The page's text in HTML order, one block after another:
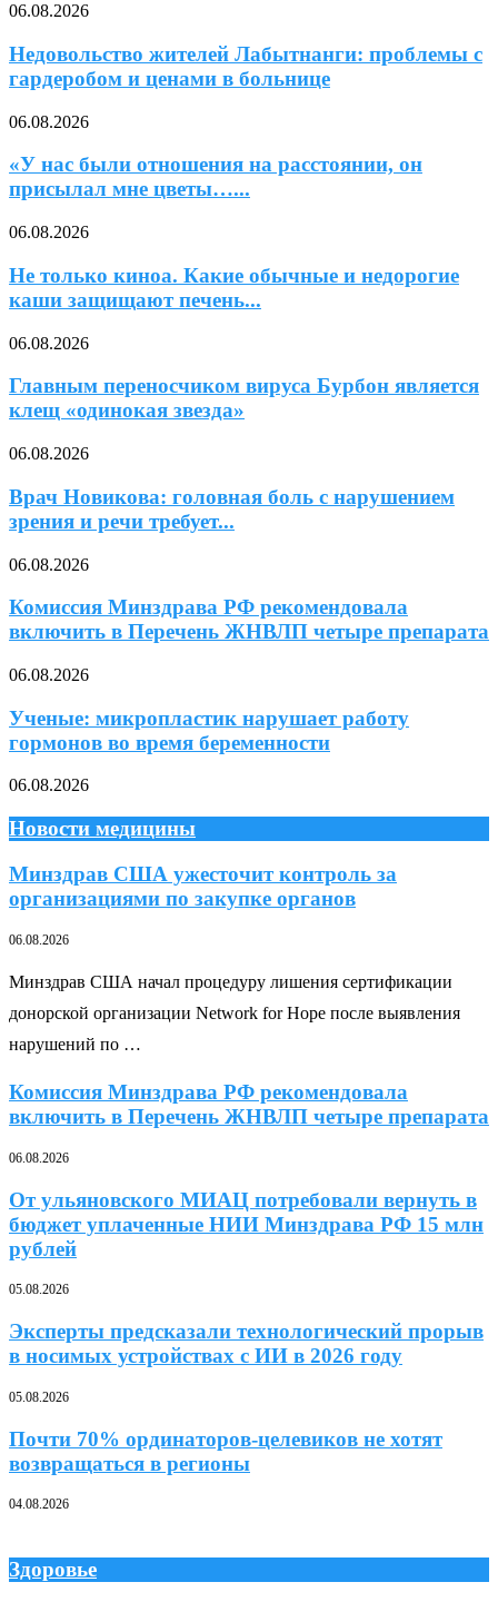
06.08.2026
Недовольство жителей Лабытнанги: проблемы с
гардеробом и ценами в больнице
06.08.2026
«У нас были отношения на расстоянии, он
присылал мне цветы…...
06.08.2026
Не только киноа. Какие обычные и недорогие
каши защищают печень...
06.08.2026
Главным переносчиком вируса Бурбон является
клещ «одинокая звезда»
06.08.2026
Врач Новикова: головная боль с нарушением
зрения и речи требует...
06.08.2026
Комиссия Минздрава РФ рекомендовала
включить в Перечень ЖНВЛП четыре препарата
06.08.2026
Ученые: микропластик нарушает работу
гормонов во время беременности
06.08.2026
Новости медицины
Минздрав США ужесточит контроль за
организациями по закупке органов
06.08.2026
Минздрав США начал процедуру лишения сертификации
донорской организации Network for Hope после выявления
нарушений по …
Комиссия Минздрава РФ рекомендовала
включить в Перечень ЖНВЛП четыре препарата
06.08.2026
От ульяновского МИАЦ потребовали вернуть в
бюджет уплаченные НИИ Минздрава РФ 15 млн
рублей
05.08.2026
Эксперты предсказали технологический прорыв
в носимых устройствах с ИИ в 2026 году
05.08.2026
Почти 70% ординаторов-целевиков не хотят
возвращаться в регионы
04.08.2026
Здоровье